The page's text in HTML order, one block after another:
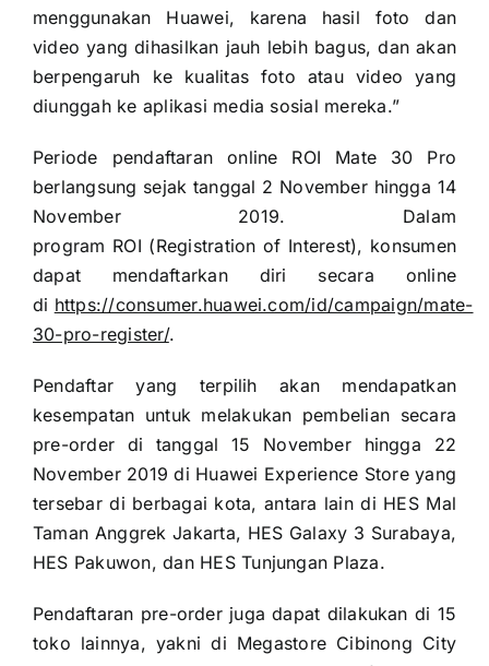
menggunakan Huawei, karena hasil foto dan
video yang dihasilkan jauh lebih bagus, dan akan
berpengaruh ke kualitas foto atau video yang
diunggah ke aplikasi media sosial mereka.”
Periode pendaftaran online ROI Mate 30 Pro
berlangsung sejak tanggal 2 November hingga 14
November 2019. Dalam
program ROI (Registration of Interest), konsumen
dapat mendaftarkan diri secara online
di https://consumer.huawei.com/id/campaign/mate-
30-pro-register/.
Pendaftar yang terpilih akan mendapatkan
kesempatan untuk melakukan pembelian secara
pre-order di tanggal 15 November hingga 22
November 2019 di Huawei Experience Store yang
tersebar di berbagai kota, antara lain di HES Mal
Taman Anggrek Jakarta, HES Galaxy 3 Surabaya,
HES Pakuwon, dan HES Tunjungan Plaza.
Pendaftaran pre-order juga dapat dilakukan di 15
toko lainnya, yakni di Megastore Cibinong City